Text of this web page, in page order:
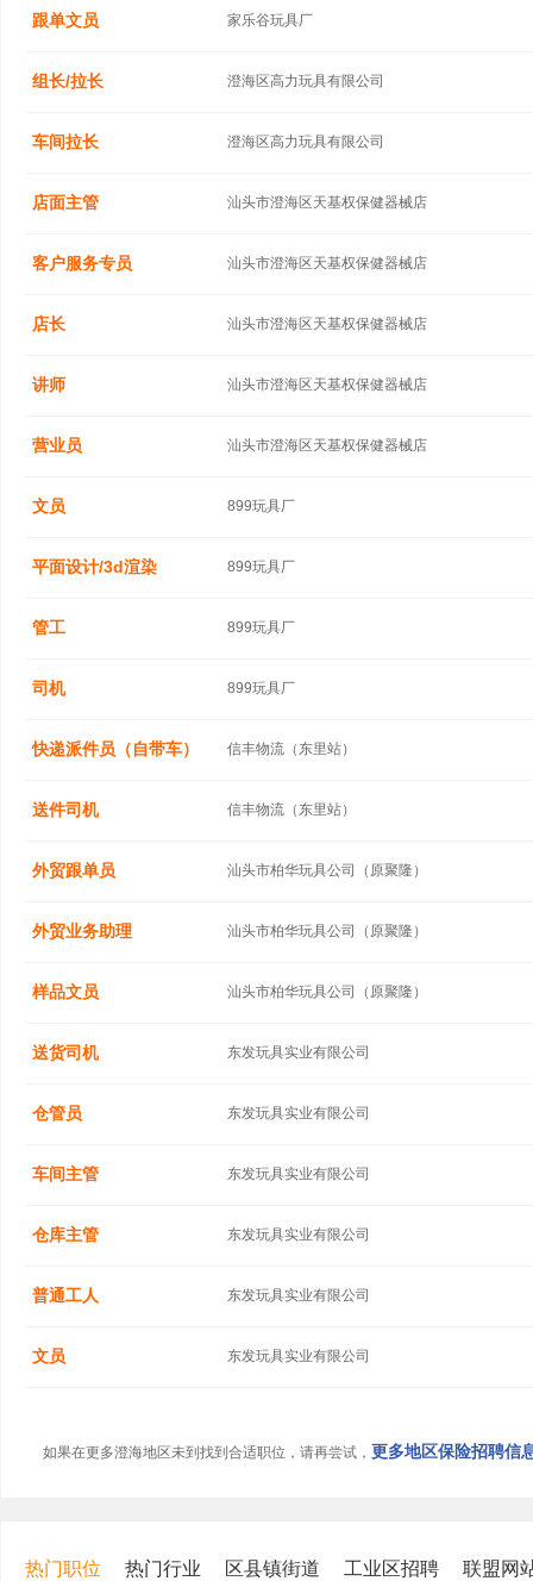
跟单文员 家乐谷玩具厂
组长/拉长 澄海区高力玩具有限公司
车间拉长 澄海区高力玩具有限公司
店面主管 汕头市澄海区天基权保健器械店
客户服务专员 汕头市澄海区天基权保健器械店
店长 汕头市澄海区天基权保健器械店
讲师 汕头市澄海区天基权保健器械店
营业员 汕头市澄海区天基权保健器械店
文员 899玩具厂
平面设计/3d渲染 899玩具厂
管工 899玩具厂
司机 899玩具厂
快递派件员（自带车） 信丰物流（东里站）
送件司机 信丰物流（东里站）
外贸跟单员 汕头市柏华玩具公司（原聚隆）
外贸业务助理 汕头市柏华玩具公司（原聚隆）
样品文员 汕头市柏华玩具公司（原聚隆）
送货司机 东发玩具实业有限公司
仓管员 东发玩具实业有限公司
车间主管 东发玩具实业有限公司
仓库主管 东发玩具实业有限公司
普通工人 东发玩具实业有限公司
文员 东发玩具实业有限公司
如果在更多澄海地区未到找到合适职位，请再尝试， 更多地区保险招聘信
热门职位 热门行业 区县镇街道 工业区招聘 联盟网